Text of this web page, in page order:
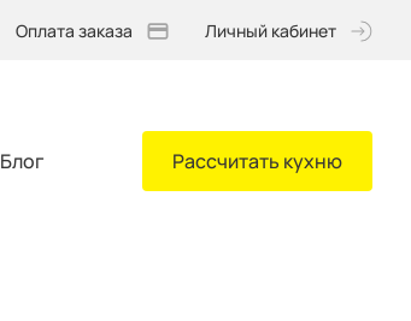
Оплата заказа Личный кабинет
Блог Рассчитать кухню